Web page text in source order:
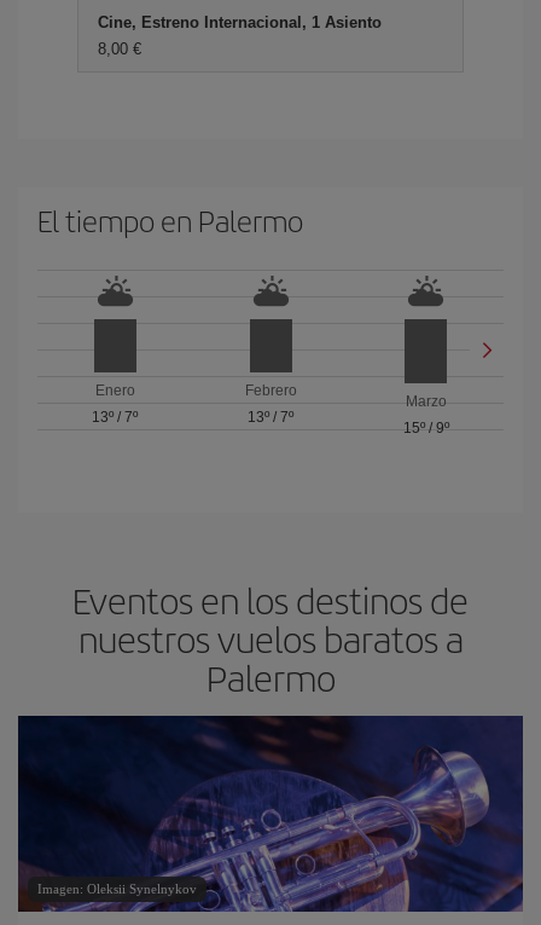
Cine, Estreno Internacional, 1 Asiento
8,00 €
El tiempo en Palermo
Enero
13º /7º
Febrero
13º / 7º
Marzo
15º/ 9º
Eventos en los destinos de
nuestros vuelos baratos a
Palermo
Imagen: Oleksii Synelnykov